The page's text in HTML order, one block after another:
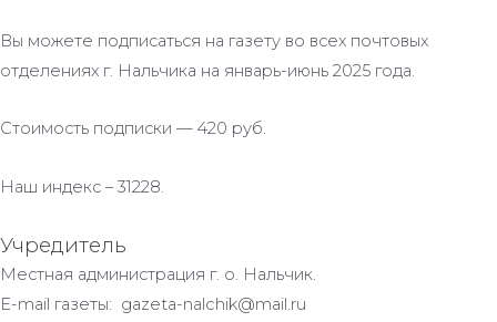
Вы можете подписаться на газету во всех почтовых
отделениях г. Нальчика на январь-июнь 2025 года.
Стоимость подписки — 420 руб.
Наш индекс – 31228.
Учредитель
Местная администрация г. о. Нальчик.
E-mail газеты: gazeta-nalchik@mail.ru